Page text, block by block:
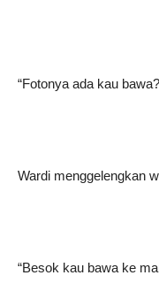
“Fotonya ada kau
Wardi menggelengkan
“Besok kau bawa ke